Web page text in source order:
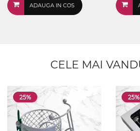
ADAUGA IN COS
CELE MAI
25% 25%